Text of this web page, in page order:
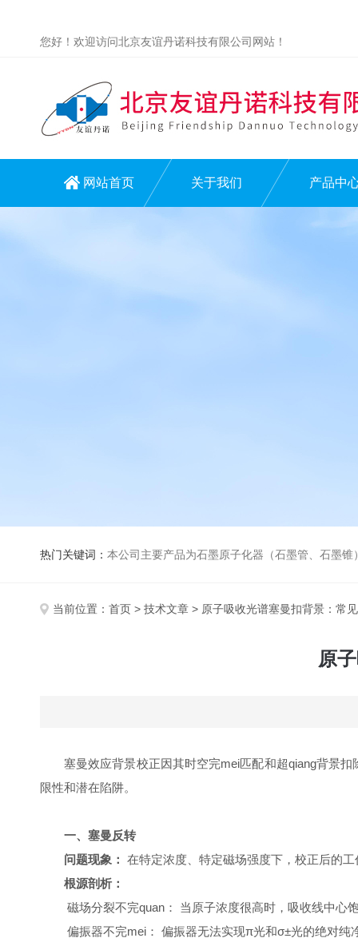
您好！欢迎访问北京友谊丹诺科技有限公司网站！
网站首页 关于我们 产品中
热门关键词： 本公司主要产品为石墨原子化器（石墨管、石墨锥）、元素空心阴极灯、氘灯、空心
当前位置： 首页 > 技术文章 > 原子吸收光谱塞曼扣背景：常
原
塞曼效应背景校正因其时空完mei匹配和超qiang背景
限性和潜在陷阱。
一、塞曼反转
问题现象： 在特定浓度、特定磁场强度下，校正后的
根源剖析：
磁场分裂不完quan： 当原子浓度很高时，吸收线中心
偏振器不完mei： 偏振器无法实现π光和σ±光的绝对纯